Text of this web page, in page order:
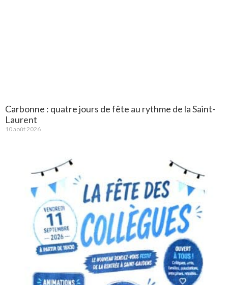
Carbonne : quatre jours de fête au rythme de la Saint-
Laurent
10 août 2026